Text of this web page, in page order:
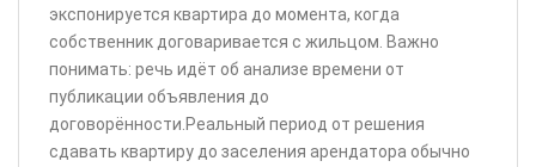
экспонируется квартира до момента, когда
собственник договаривается с жильцом. Важно
понимать: речь идёт об анализе времени от
публикации объявления до
договорённости.Реальный период от решения
сдавать квартиру до заселения арендатора обычно